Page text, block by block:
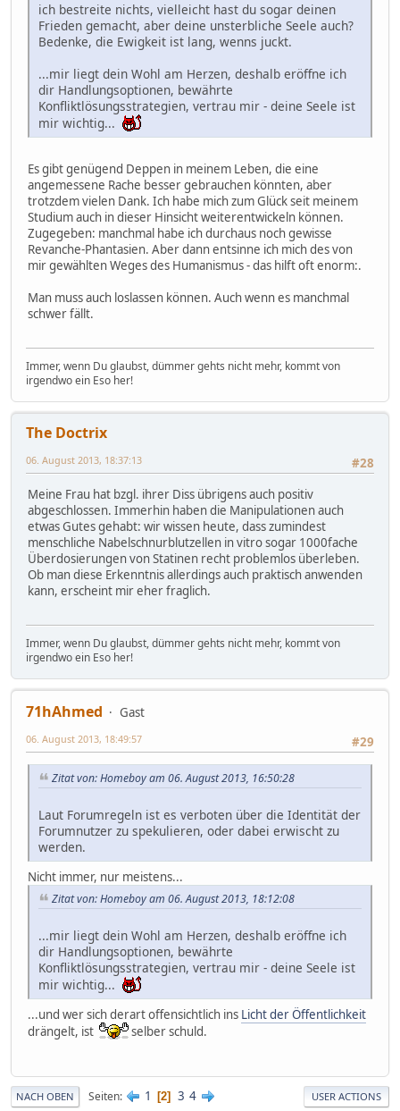
ich bestreite nichts, vielleicht hast du sogar deinen
Frieden gemacht, aber deine unsterbliche Seele auch?
Bedenke, die Ewigkeit ist lang, wenns juckt.
...mir liegt dein Wohl am Herzen, deshalb eröffne ich
dir Handlungsoptionen, bewährte
Konfliktlösungsstrategien, vertrau mir - deine Seele ist
mir wichtig...
Es gibt genügend Deppen in meinem Leben, die eine
angemessene Rache besser gebrauchen könnten, aber
trotzdem vielen Dank. Ich habe mich zum Glück seit meinem
Studium auch in dieser Hinsicht weiterentwickeln können.
Zugegeben: manchmal habe ich durchaus noch gewisse
Revanche-Phantasien. Aber dann entsinne ich mich des von
mir gewählten Weges des Humanismus - das hilft oft enorm:.
Man muss auch loslassen können. Auch wenn es manchmal
schwer fällt.
Immer, wenn Du glaubst, dümmer gehts nicht mehr, kommt von
irgendwo ein Eso her!
The Doctrix
#28
06. August 2013, 18:37:13
Meine Frau hat bzgl. ihrer Diss übrigens auch positiv
abgeschlossen. Immerhin haben die Manipulationen auch
etwas Gutes gehabt: wir wissen heute, dass zumindest
menschliche Nabelschnurblutzellen in vitro sogar 1000fache
Überdosierungen von Statinen recht problemlos überleben.
Ob man diese Erkenntnis allerdings auch praktisch anwenden
kann, erscheint mir eher fraglich.
Immer, wenn Du glaubst, dümmer gehts nicht mehr, kommt von
irgendwo ein Eso her!
71hAhmed
Gast
#29
06. August 2013, 18:49:57
Zitat von: Homeboy am 06. August 2013, 16:50:28
Laut Forumregeln ist es verboten über die Identität der
Forumnutzer zu spekulieren, oder dabei erwischt zu
werden.
Nicht immer, nur meistens...
Zitat von: Homeboy am 06. August 2013, 18:12:08
...mir liegt dein Wohl am Herzen, deshalb eröffne ich
dir Handlungsoptionen, bewährte
Konfliktlösungsstrategien, vertrau mir - deine Seele ist
mir wichtig...
...und wer sich derart offensichtlich ins Licht der Öffentlichkeit
drängelt, ist
selber schuld.
NACH OBEN Seiten 1 2 3 4 USER ACTIONS